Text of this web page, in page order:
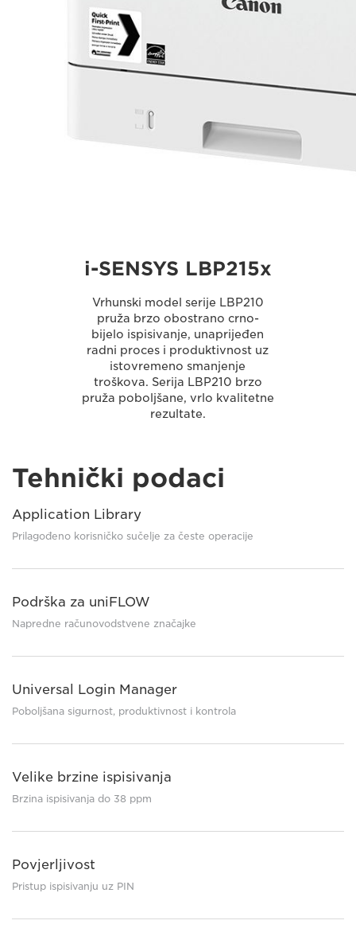
i-SENSYS LBP215x
Vrhunski model serije LBP210
pruža brzo obostrano crno-
bijelo ispisivanje, unaprijeđen
radni proces i produktivnost uz
istovremeno smanjenje
troškova. Serija LBP210 brzo
pruža poboljšane, vrlo kvalitetne
rezultate.
Tehnički podaci
Application Library
Prilagođeno korisničko sučelje za česte operacije
Podrška za uniFLOW
Napredne računovodstvene značajke
Universal Login Manager
Poboljšana sigurnost, produktivnost i kontrola
Velike brzine ispisivanja
Brzina ispisivanja do 38 ppm
Povjerljivost
Pristup ispisivanju uz PIN